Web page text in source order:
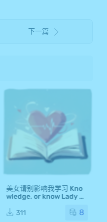
下一篇
美女请别影响我学习 Kno
wledge, or know Lady M
女，请别影响我学习
311 8